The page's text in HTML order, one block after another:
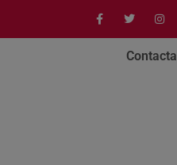
Contacta